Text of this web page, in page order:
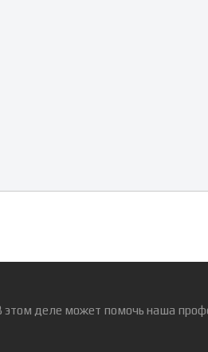
деле может помочь наша